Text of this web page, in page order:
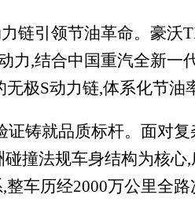
链引领节油革命。豪沃
力,结合中国重汽全新一
极S动力链,体系化节油
铸就品质标杆。面对复
碰撞法规车身结构为核心
整车历经2000万公里全